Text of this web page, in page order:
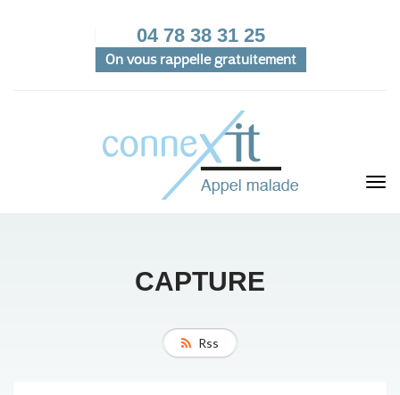
04 78 38 31 25
On vous rappelle gratuitement
CAPTURE
Rss